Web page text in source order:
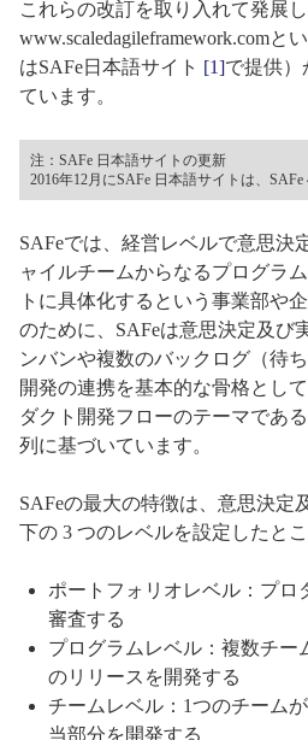
これらの改訂を取り入れて発展
www.scaledagileframework.comと
はSAFe日本語サイト [1]で提供）
ています。
注：SAFe 日本語サイトの更新
2016年12月にSAFe 日本語サイトは、SAFe
SAFeでは、経営レベルで意思決
ャイルチームからなるプログラ
トに具体化するという事業部や
のために、SAFeは意思決定及び
ンバンや複数のバックログ（待
開発の連携を基本的な骨格とし
ダクト開発フローのテーマであ
列に基づいています。
SAFeの最大の特徴は、意思決定
下の 3 つのレベルを設定したとこ
ポートフォリオレベル：プロ
審査する
プログラムレベル：複数チー
のリリースを開発する
チームレベル：1つのチーム
当部分を開発する